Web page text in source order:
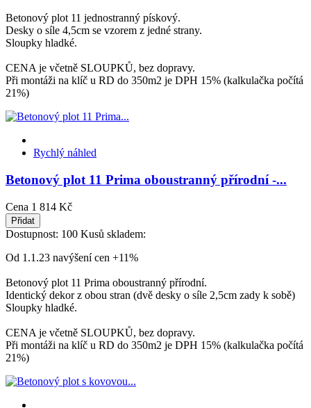
Betonový plot 11 jednostranný pískový.
Desky o síle 4,5cm se vzorem z jedné strany.
Sloupky hladké.
CENA je včetně SLOUPKŮ, bez dopravy.
Při montáži na klíč u RD do 350m2 je DPH 15% (kalkulačka počítá
21%)
Rychlý náhled
Betonový plot 11 Prima oboustranný přírodní -...
Cena 1 814 Kč
Přidat
Dostupnost: 100 Kusů skladem:
Od 1.1.23 navýšení cen +11%
Betonový plot 11 Prima oboustranný přírodní.
Identický dekor z obou stran (dvě desky o síle 2,5cm zady k sobě)
Sloupky hladké.
CENA je včetně SLOUPKŮ, bez dopravy.
Při montáži na klíč u RD do 350m2 je DPH 15% (kalkulačka počítá
21%)